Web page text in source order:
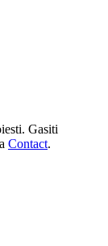
Gasiti
Contact.